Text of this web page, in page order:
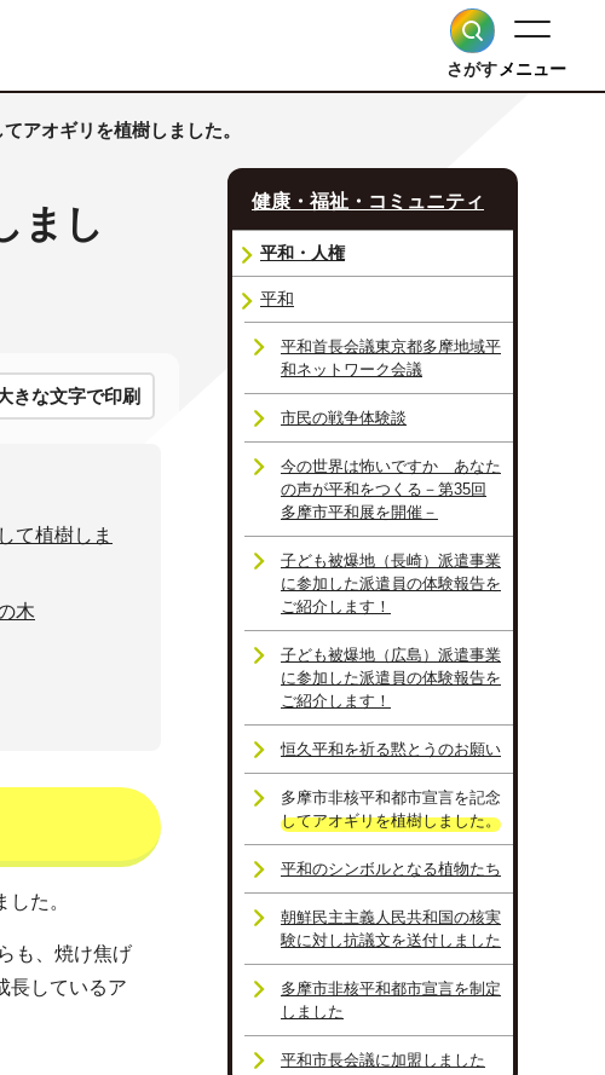
さがすメニュー
アオギリを植樹しました。
まし
きな文字で印刷
て植樹しま
木
た。
も、焼け焦げ
長しているア
健康・福祉・コミュニティ
平和・人権
平和
平和首長会議東京都多摩地域平
和ネットワーク会議
市民の戦争体験談
今の世界は怖いですか あなた
の声が平和をつくる－第35回
多摩市平和展を開催－
子ども被爆地（長崎）派遣事業
に参加した派遣員の体験報告を
ご紹介します！
子ども被爆地（広島）派遣事業
に参加した派遣員の体験報告を
ご紹介します！
恒久平和を祈る黙とうのお願い
多摩市非核平和都市宣言を記念
してアオギリを植樹しました。
平和のシンボルとなる植物たち
朝鮮民主主義人民共和国の核実
験に対し抗議文を送付しました
多摩市非核平和都市宣言を制定
しました
平和市長会議に加盟しました